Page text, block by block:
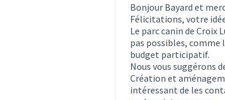
Bonjour Bayard et
Félicitations, votre
Le parc canin de
pas possibles,
budget participatif.
Nous vous suggérons
Création et
intéressant de les